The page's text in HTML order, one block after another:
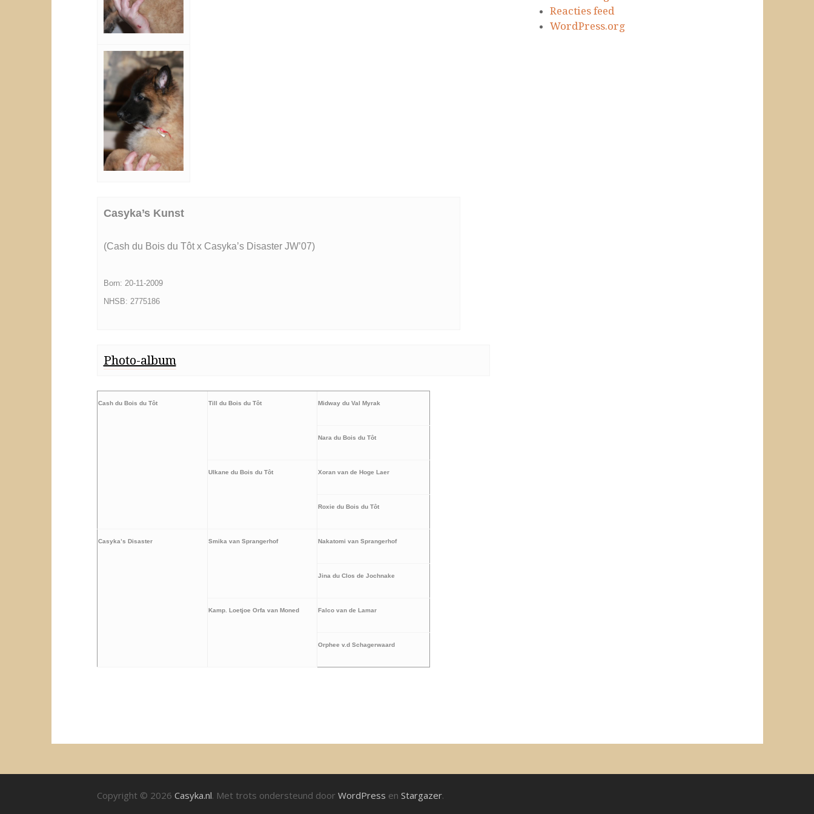
Casyka’s Kunst
(Cash du Bois du Tôt x Casyka’s Disaster JW’07)
Born: 20-11-2009
NHSB: 2775186
Photo-album
Cash du Bois du Tôt Till du Bois du Tôt Midway du Val Myrak
Nara du Bois du Tôt
Ulkane du Bois du Tôt Xoran van de Hoge Laer
Roxie du Bois du Tôt
Casyka’s Disaster Smika van Sprangerhof Nakatomi van Sprangerhof
Jina du Clos de Jochnake
Kamp. Loetjoe Orfa van Moned Falco van de Lamar
Orphee v.d Schagerwaard
Reacties feed
WordPress.org
Copyright © 2026 Casyka.nl. Met trots ondersteund door WordPress en Stargazer.